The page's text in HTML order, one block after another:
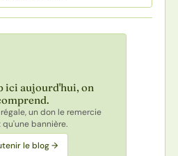
ici aujourd'hui, on
un don le remercie
qu'une bannière.
le blog →